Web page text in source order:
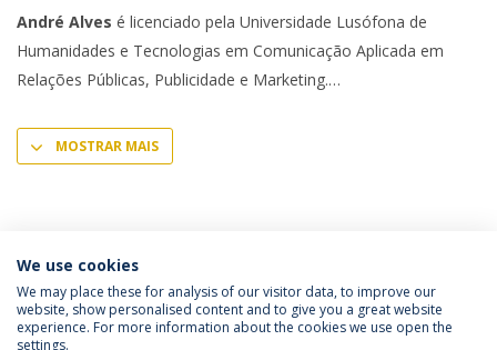
André Alves é licenciado pela Universidade Lusófona de
Humanidades e Tecnologias em Comunicação Aplicada em
Relações Públicas, Publicidade e Marketing.
MOSTRAR MAIS
Política de Privacidade
Termos & Condições
We use cookies
We may place these for analysis of our visitor data, to improve our
website, show personalised content and to give you a great website
experience. For more information about the cookies we use open the
settings.